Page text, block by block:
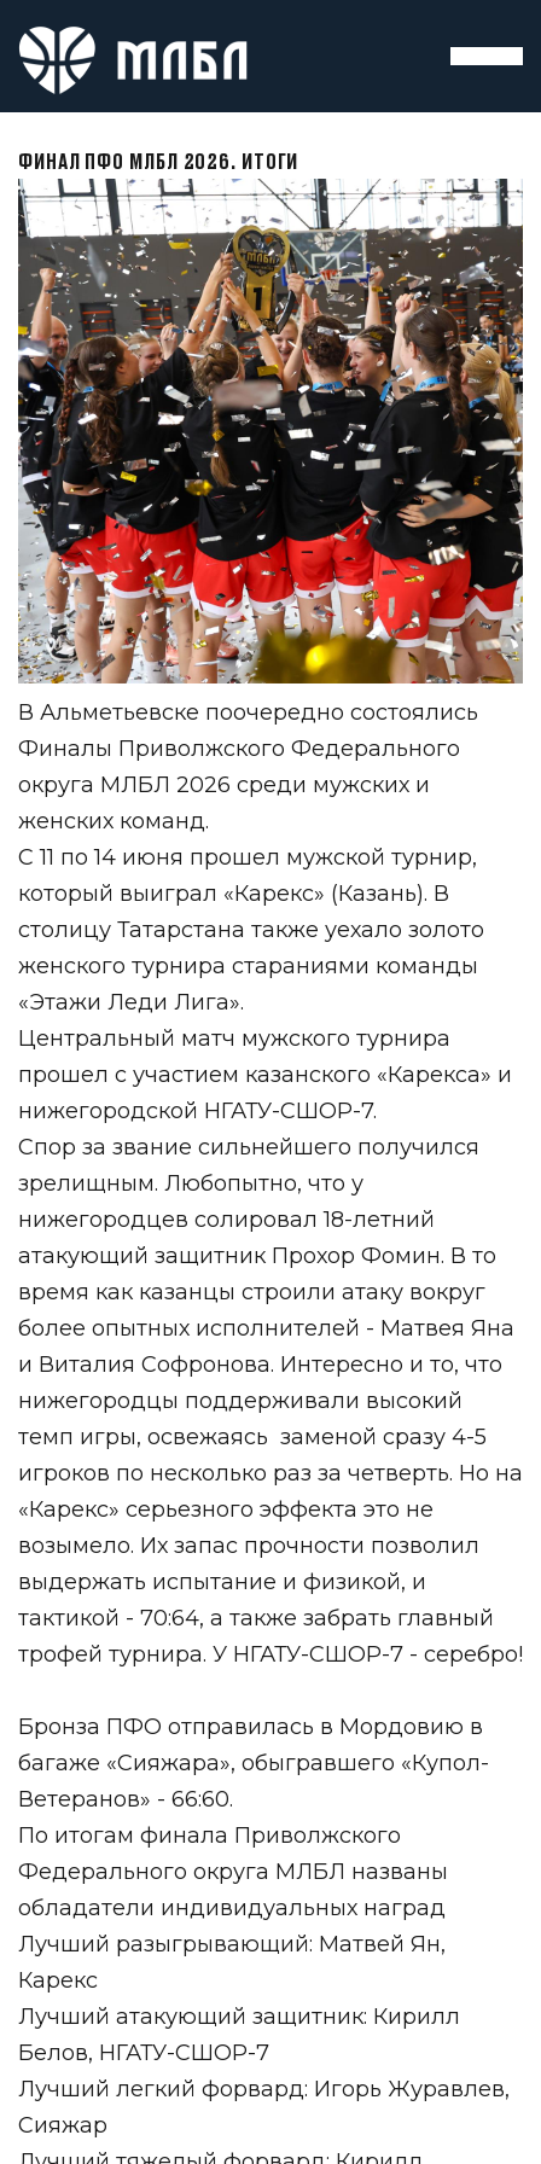
ФИНАЛ ПФО МЛБЛ 2026. ИТОГИ
В Альметьевске поочередно состоялись
Финалы Приволжского Федерального
округа МЛБЛ 2026 среди мужских и
женских команд.
С 11 по 14 июня прошел мужской турнир,
который выиграл «Карекс» (Казань). В
столицу Татарстана также уехало золото
женского турнира стараниями команды
«Этажи Леди Лига».
Центральный матч мужского турнира
прошел с участием казанского «Карекса» и
нижегородской НГАТУ-СШОР-7.
Спор за звание сильнейшего получился
зрелищным. Любопытно, что у
нижегородцев солировал 18-летний
атакующий защитник Прохор Фомин. В то
время как казанцы строили атаку вокруг
более опытных исполнителей - Матвея Яна
и Виталия Софронова. Интересно и то, что
нижегородцы поддерживали высокий
темп игры, освежаясь заменой сразу 4-5
игроков по несколько раз за четверть. Но на
«Карекс» серьезного эффекта это не
возымело. Их запас прочности позволил
выдержать испытание и физикой, и
тактикой - 70:64, а также забрать главный
трофей турнира. У НГАТУ-СШОР-7 - серебро!
Бронза ПФО отправилась в Мордовию в
багаже «Сияжара», обыгравшего «Купол-
Ветеранов» - 66:60.
По итогам финала Приволжского
Федерального округа МЛБЛ названы
обладатели индивидуальных наград
Лучший разыгрывающий: Матвей Ян,
Карекс
Лучший атакующий защитник: Кирилл
Белов, НГАТУ-СШОР-7
Лучший легкий форвард: Игорь Журавлев,
Сияжар